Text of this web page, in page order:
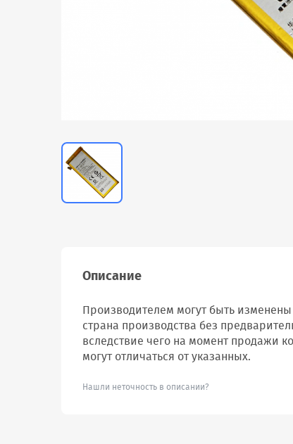
Описание
Производителем могут быть
страна производства без
вследствие чего на момент продажи
могут отличаться от указанных.
Нашли неточность в описании?